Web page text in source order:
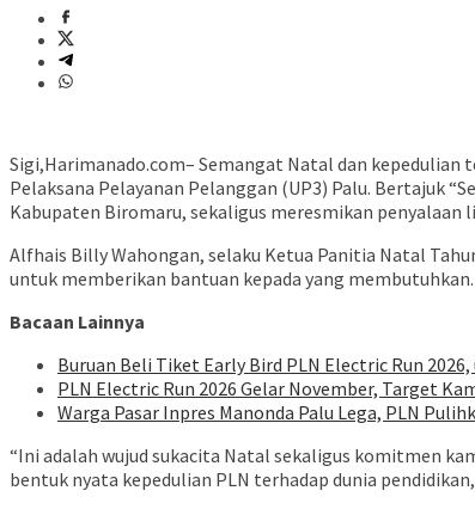
Sigi,Harimanado.com– Semangat Natal dan
Pelaksana Pelayanan Pelanggan (UP3) Palu. Bertajuk
Kabupaten Biromaru, sekaligus meresmikan
Alfhais Billy Wahongan, selaku Ketua Panitia Natal
untuk memberikan bantuan kepada yang membutuhkan.
Bacaan Lainnya
Buruan Beli Tiket Early Bird PLN Electric Run
PLN Electric Run 2026 Gelar November, Target
Warga Pasar Inpres Manonda Palu Lega, PLN
“Ini adalah wujud sukacita Natal sekaligus komitmen
bentuk nyata kepedulian PLN terhadap dunia